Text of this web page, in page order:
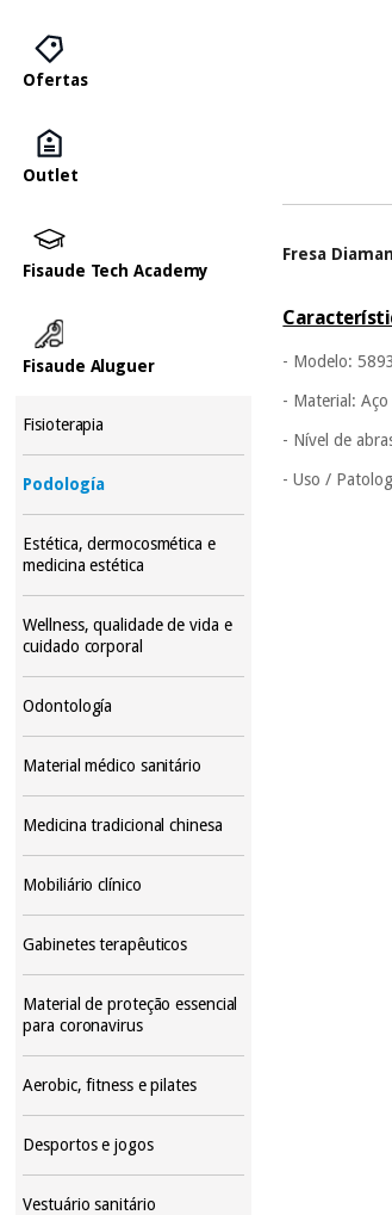
Ofertas
Outlet
Fisaude Tech Academy
Fisaude Aluguer
Fisioterapia
Podología
Estética, dermocosmética e
medicina estética
Wellness, qualidade de vida e
cuidado corporal
Odontología
Material médico sanitário
Medicina tradicional chinesa
Mobiliário clínico
Gabinetes terapêuticos
Material de proteção essencial
para coronavirus
Aerobic, fitness e pilates
Desportos e jogos
Vestuário sanitário
Fresa
- Modelo:
- Material:
- Nível de
- Uso /